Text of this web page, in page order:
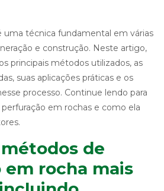
uma técnica fundamental em várias
e construção. Neste artigo,
principais métodos utilizados, as
suas aplicações práticas e os
processo. Continue lendo para
em rochas e como ela
de
em rocha mais